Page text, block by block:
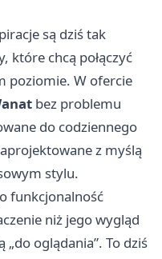
są dziś tak
które chcą połączyć
poziomie. W ofercie
bez problemu
do codziennego
z myślą
stylu.
funkcjonalność
niż jego wygląd
„do oglądania”. To dziś